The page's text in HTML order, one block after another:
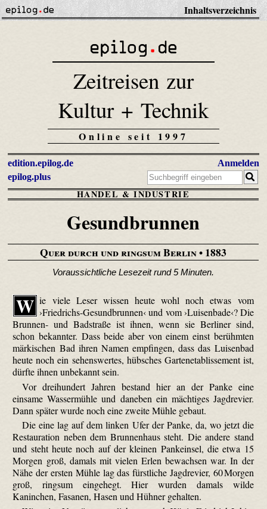
Inhaltsverzeichnis
Zeitreisen zur
Kultur + Technik
Online seit 1997
edition.epilog.de
epilog.plus
Anmelden
HANDEL & INDUSTRIE
Gesundbrunnen
Quer durch und ringsum Berlin• 1883
Voraussichtliche Lesezeit rund 5 Minuten.
W ie viele Leser wissen heute wohl noch etwas vom
›Friedrichs-Gesundbrunnen‹ und vom ›Luisenbade‹? Die
Brunnen- und Badstraße ist ihnen, wenn sie Berliner sind,
schon bekannter. Dass beide aber von einem einst berühmten
märkischen Bad ihren Namen empfingen, dass das Luisenbad
heute noch ein sehenswertes, hübsches Gartenetablissement ist,
dürfte ihnen unbekannt sein.
Vor dreihundert Jahren bestand hier an der Panke eine
einsame Wassermühle und daneben ein mächtiges Jagdrevier.
Dann später wurde noch eine zweite Mühle gebaut.
Die eine lag auf dem linken Ufer der Panke, da, wo jetzt die
Restauration neben dem Brunnenhaus steht. Die andere stand
und steht heute noch auf der kleinen Pankeinsel, die etwa 15
Morgen groß, damals mit vielen Erlen bewachsen war. In der
Nähe der ersten Mühle lag das fürstliche Jagdrevier, 60 Morgen
groß, ringsum eingehegt. Hier wurden damals wilde
Kaninchen, Fasanen, Hasen und Hühner gehalten.